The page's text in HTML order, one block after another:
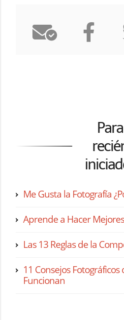
Para
Me Gusta la Fotografía
Aprende a Hacer
Las 13 Reglas de la
11 Consejos
Funcionan